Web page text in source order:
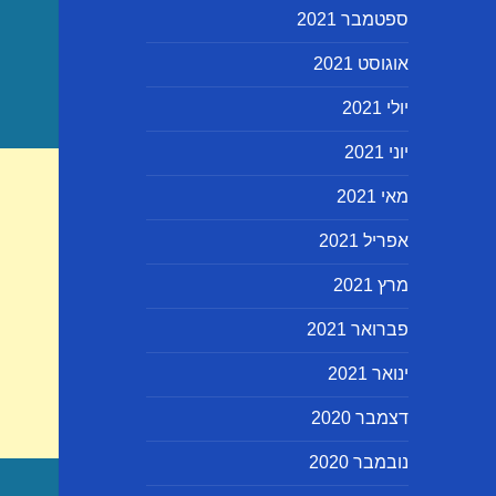
ספטמבר 2021
אוגוסט 2021
יולי 2021
יוני 2021
מאי 2021
אפריל 2021
מרץ 2021
פברואר 2021
ינואר 2021
דצמבר 2020
נובמבר 2020